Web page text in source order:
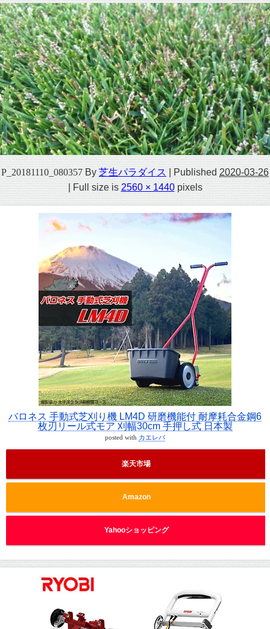
P_20181110_080357 By 芝生パラダイス Published 2020-03-26
| Full size is 2560 × 1440pixels
バロネス 手動式芝刈り機 LM4D 研磨機能付 耐摩耗合金鋼6
枚刃リール式モア 刈幅30cm 手押し式 日本製
posted with カエレバ
楽天市場
Amazon
Yahooショッピング